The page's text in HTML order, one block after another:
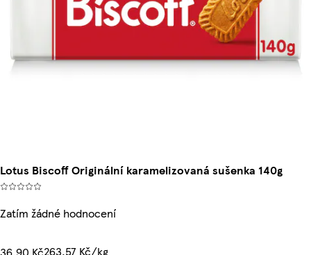
Lotus Biscoff Originální karamelizovaná sušenka 140g
Zatím žádné hodnocení
263,57 Kč/kg